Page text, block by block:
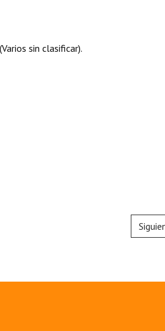
sin clasificar).